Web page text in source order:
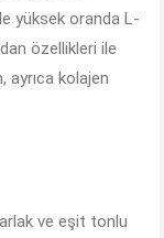
yüksek oranda L-
özellikleri ile
ayrıca kolajen
ve eşit tonlu